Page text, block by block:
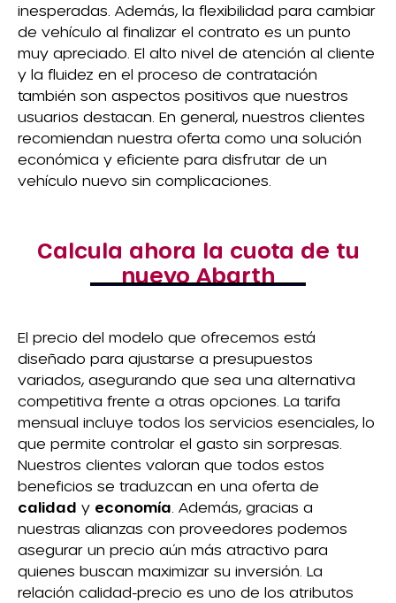
inesperadas. Además, la flexibilidad para cambiar
de vehículo al finalizar el contrato es un punto
muy apreciado. El alto nivel de atención al cliente
y la fluidez en el proceso de contratación
también son aspectos positivos que nuestros
usuarios destacan. En general, nuestros clientes
recomiendan nuestra oferta como una solución
económica y eficiente para disfrutar de un
vehículo nuevo sin complicaciones.
Calcula ahora la cuota de tu
nuevo Abarth
El precio del modelo que ofrecemos está
diseñado para ajustarse a presupuestos
variados, asegurando que sea una alternativa
competitiva frente a otras opciones. La tarifa
mensual incluye todos los servicios esenciales, lo
que permite controlar el gasto sin sorpresas.
Nuestros clientes valoran que todos estos
beneficios se traduzcan en una oferta de
calidad y economía . Además, gracias a
nuestras alianzas con proveedores podemos
asegurar un precio aún más atractivo para
quienes buscan maximizar su inversión. La
relación calidad-precio es uno de los atributos